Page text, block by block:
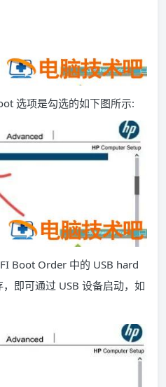
选项是勾选的如下图所示:
Boot Order 中的 USB hard
即可通过 USB 设备启动，如